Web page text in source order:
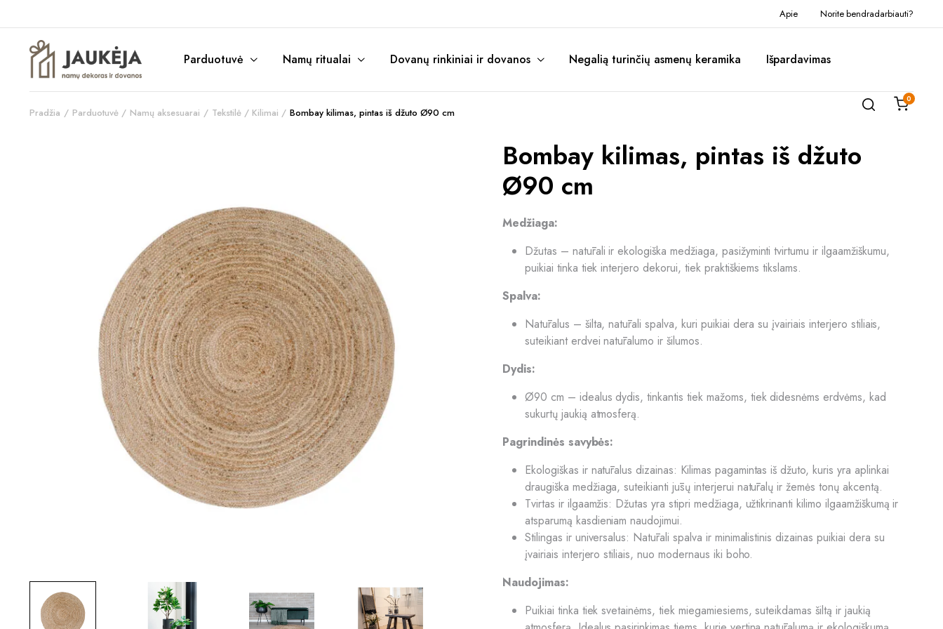
Apie Norite bendradarbiauti?
Parduotuvė Namų ritualai Dovanų rinkiniai ir dovanos Negalią turinčių asmenų keramika Išpardavimas
0
Pradžia Parduotuvė Namų aksesuarai Tekstilė / Kilimai Bombay kilimas, pintas iš džuto Ø90 cm
Bombay kilimas, pintas iš džuto
Ø90 cm
Medžiaga:
Džutas – natūrali ir ekologiška medžiaga, pasižyminti tvirtumu ir ilgaamžiškumu,
puikiai tinka tiek interjero dekorui, tiek praktiškiems tikslams.
Spalva:
Natūralus – šilta, natūrali spalva, kuri puikiai dera su įvairiais interjero stiliais,
suteikiant erdvei natūralumo ir šilumos.
Dydis:
Ø90 cm – idealus dydis, tinkantis tiek mažoms, tiek didesnėms erdvėms, kad
sukurtų jaukią atmosferą.
Pagrindinės savybės:
Ekologiškas ir natūralus dizainas: Kilimas pagamintas iš džuto, kuris yra aplinkai
draugiška medžiaga, suteikianti jūsų interjerui natūralų ir žemės tonų akcentą.
Tvirtas ir ilgaamžis: Džutas yra stipri medžiaga, užtikrinanti kilimo ilgaamžiškumą ir
atsparumą kasdieniam naudojimui.
Stilingas ir universalus: Natūrali spalva ir minimalistinis dizainas puikiai dera su
įvairiais interjero stiliais, nuo modernaus iki boho.
Naudojimas:
Puikiai tinka tiek svetainėms, tiek miegamiesiems, suteikdamas šiltą ir jaukią